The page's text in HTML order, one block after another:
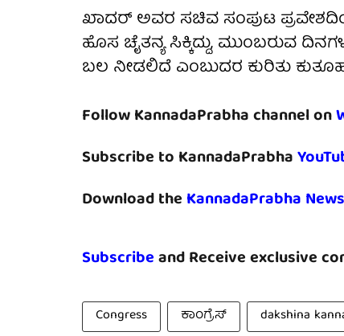
ಖಾದರ್ ಅವರ ಸಚಿವ ಸಂಪುಟ
ಹೊಸ ಚೈತನ್ಯ ಸಿಕ್ಕಿದ್ದು, ಮುಂಬರುವ
ಬಲ ನೀಡಲಿದೆ ಎಂಬುದರ ಕುರಿತು
Follow KannadaPrabha channel on
Subscribe to KannadaPrabha
Download the KannadaPrabha
Subscribeand Receive exclusive
Congress ಕಾಂಗ್ರೆಸ್ dakshina